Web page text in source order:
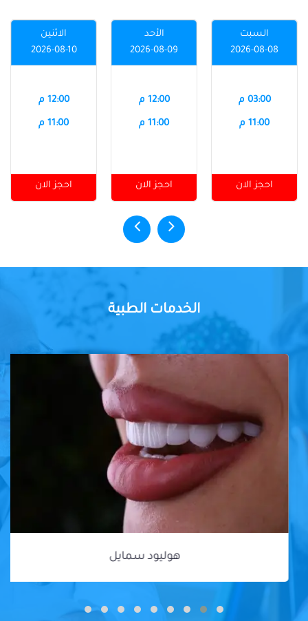
السبت
2026-08-08
03:00 م
11:00 م
احجز الان
الأحد
2026-08-09
12:00 م
11:00 م
احجز الان
الاثنين
2026-08-10
12:00 م
11:00 م
احجز الان
الخدمات الطبية
هوليود سمايل